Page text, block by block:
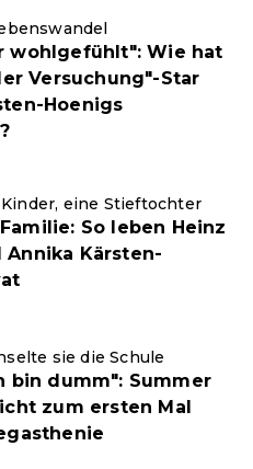
wohlgefühlt": Wie hat
Versuchung"-Star
Hoenigs
eine Stieftochter
So leben Heinz
Annika Kärsten-
sie die Schule
bin dumm": Summer
zum ersten Mal